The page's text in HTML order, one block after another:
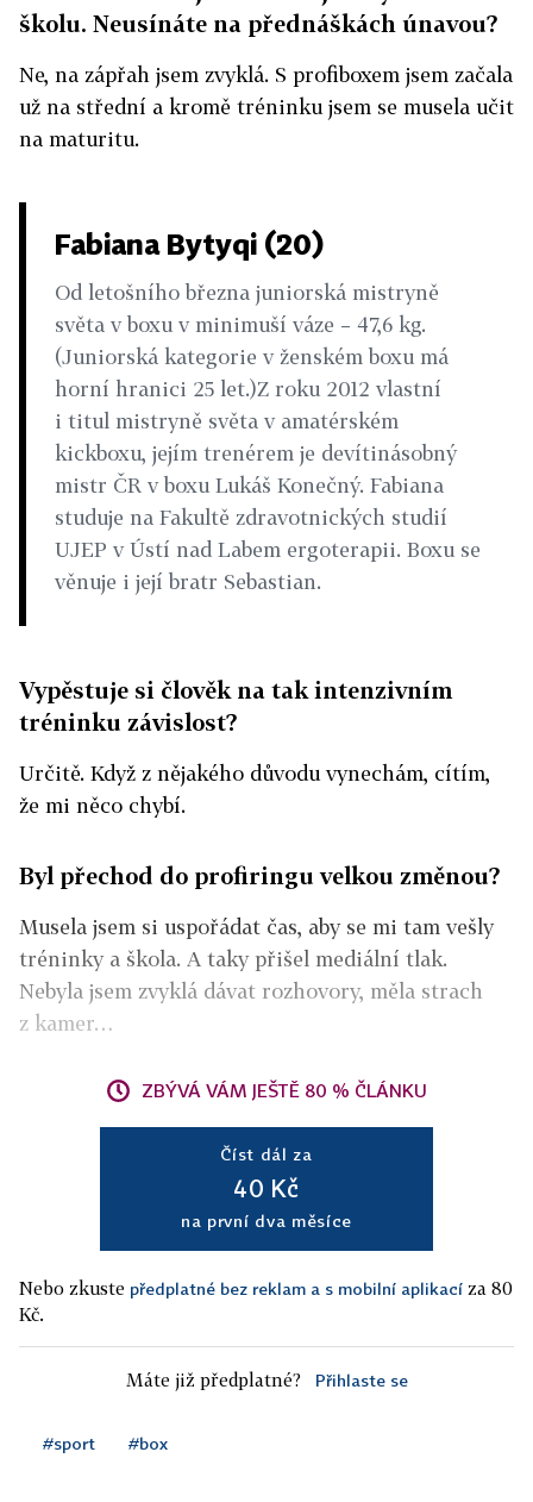
školu. Neusínáte na přednáškách únavou?
Ne, na zápřah jsem zvyklá. S profiboxem jsem začala
už na střední a kromě tréninku jsem se musela učit
na maturitu.
Fabiana Bytyqi (20)
Od letošního března juniorská mistryně
světa v boxu v minimuší váze – 47,6 kg.
(Juniorská kategorie v ženském boxu má
horní hranici 25 let.)Z roku 2012 vlastní
i titul mistryně světa v amatérském
kickboxu, jejím trenérem je devítinásobný
mistr ČR v boxu Lukáš Konečný. Fabiana
studuje na Fakultě zdravotnických studií
UJEP v Ústí nad Labem ergoterapii. Boxu se
věnuje i její bratr Sebastian.
Vypěstuje si člověk na tak intenzivním
tréninku závislost?
Určitě. Když z nějakého důvodu vynechám, cítím,
že mi něco chybí.
Byl přechod do profiringu velkou změnou?
Musela jsem si uspořádat čas, aby se mi tam vešly
tréninky a škola. A taky přišel mediální tlak.
Nebyla jsem zvyklá dávat rozhovory, měla strach
z kamer…
ZBÝVÁ VÁM JEŠTĚ 80 % ČLÁNKU
Číst dál za
40 Kč
na první dva měsíce
Nebo zkuste předplatné bez reklam a s mobilní aplikací za 80
Kč.
Máte již předplatné? Přihlaste se
#sport #box